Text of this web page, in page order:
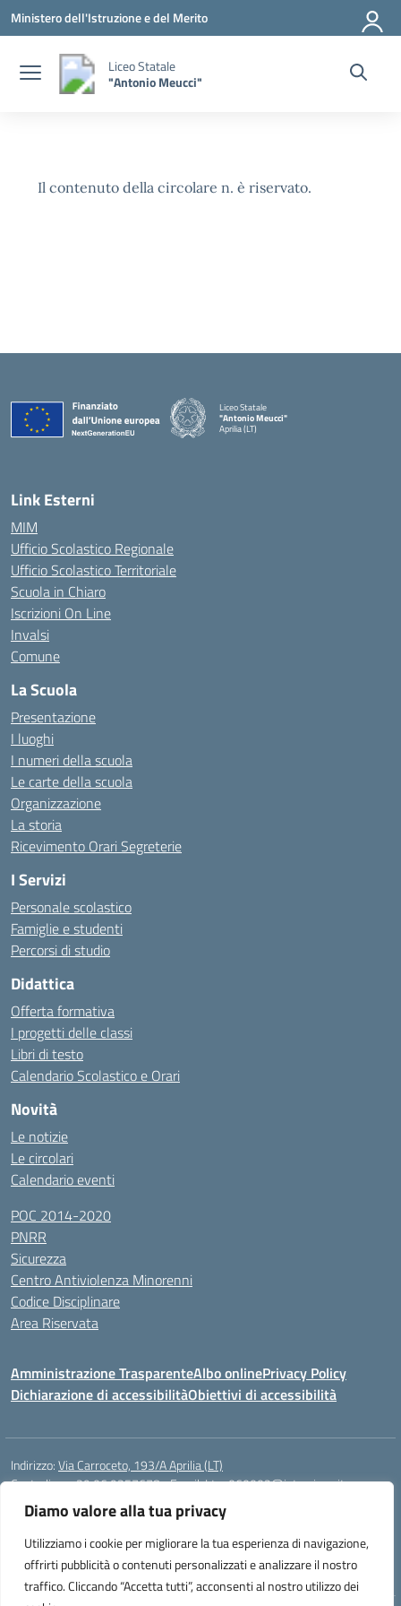
Diamo valore alla tua privacy
Utilizziamo i cookie per migliorare la tua esperienza di navigazione,
offrirti pubblicità o contenuti personalizzati e analizzare il nostro
traffico. Cliccando “Accetta tutti”, acconsenti al nostro utilizzo dei
Vai ai contenuti
Vai al menu di navigazione
Vai al footer
Ministero dell'Istruzione e del Merito
Liceo Statale
"Antonio Meucci"
Il contenuto della circolare n. è riservato.
Liceo Statale
"Antonio Meucci"
Aprilia (LT)
Link Esterni
MIM
Ufficio Scolastico Regionale
Ufficio Scolastico Territoriale
Scuola in Chiaro
Iscrizioni On Line
Invalsi
Comune
La Scuola
Presentazione
I luoghi
I numeri della scuola
Le carte della scuola
Organizzazione
La storia
Ricevimento Orari Segreterie
I Servizi
Personale scolastico
Famiglie e studenti
Percorsi di studio
Didattica
Offerta formativa
I progetti delle classi
Libri di testo
Calendario Scolastico e Orari
Novità
Le notizie
Le circolari
Calendario eventi
POC 2014-2020
PNRR
Sicurezza
Centro Antiviolenza Minorenni
Codice Disciplinare
Area Riservata
Amministrazione TrasparenteAlbo onlinePrivacy Policy
Dichiarazione di accessibilitàObiettivi di accessibilità
Indirizzo:Via Carroceto, 193/A Aprilia (LT)
Centralino:+39 06 9257678 Email:Ltps060002@istruzione.it
Posta elettronica certificata (PEC): Ltps060002@pec.istruzione.it
Codice fiscale: 91001930592
Codice meccanografico: LTPS060002